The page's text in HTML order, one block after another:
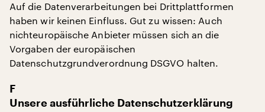
Auf die Datenverarbeitungen bei Drittplattformen
haben wir keinen Einfluss. Gut zu wissen: Auch
nichteuropäische Anbieter müssen sich an die
Vorgaben der europäischen
Datenschutzgrundverordnung DSGVO halten.
F
Unsere ausführliche Datenschutzerklärung